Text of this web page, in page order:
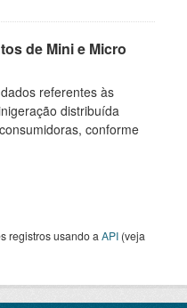
de Mini e Micro
referentes às
distribuída
conforme
registros usando a API (veja